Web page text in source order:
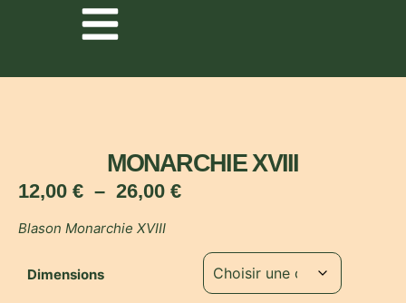
MONARCHIE XVIII
12,00 € – 26,00 €
Blason Monarchie XVIII
Dimensions